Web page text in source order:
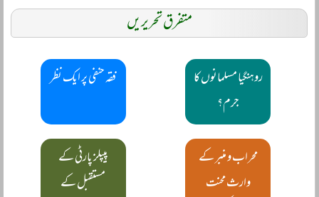
متفرق تحریریں
روہنگیا مسلمانوں کا
جرم؟
فقہ حنفی پر ایک نظر
محراب و منبر کے
وارث محنت
پیپلز پارٹی کے
مستقبل کے